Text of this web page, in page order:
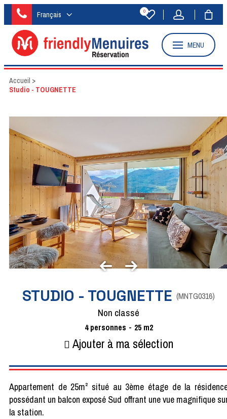
Français 0
MENU
Accueil >
Studio - TOUGNETTE
STUDIO - TOUGNETTE (MNTG0316)
Non classé
4 personnes 25 m2
Ajouter à ma sélection
Appartement de 25m² situé au 3ème étage de la
possédant un balcon exposé Sud offrant une vue magnifique
la station.